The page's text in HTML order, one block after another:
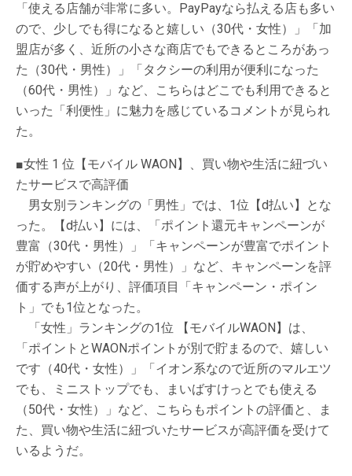
「使える店舗が非常に多い。PayPayなら払える店も多い
ので、少しでも得になると嬉しい（30代・女性）」「加
盟店が多く、近所の小さな商店でもできるところがあっ
た（30代・男性）」「タクシーの利用が便利になった
（60代・男性）」など、こちらはどこでも利用できると
いった「利便性」に魅力を感じているコメントが見られ
た。
■女性 1 位【モバイル WAON】、買い物や生活に紐づい
たサービスで高評価
男女別ランキングの「男性」では、1位【d払い】とな
った。【d払い】には、「ポイント還元キャンペーンが
豊富（30代・男性）」「キャンペーンが豊富でポイント
が貯めやすい（20代・男性）」など、キャンペーンを評
価する声が上がり、評価項目「キャンペーン・ポイン
ト」でも1位となった。
「女性」ランキングの1位 【モバイルWAON】は、
「ポイントとWAONポイントが別で貯まるので、嬉しい
です（40代・女性）」「イオン系なので近所のマルエツ
でも、ミニストップでも、まいばすけっとでも使える
（50代・女性）」など、こちらもポイントの評価と、ま
た、買い物や生活に紐づいたサービスが高評価を受けて
いるようだ。